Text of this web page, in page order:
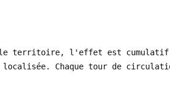
le territoire, l'effet est cumulatif
localisée. Chaque tour de